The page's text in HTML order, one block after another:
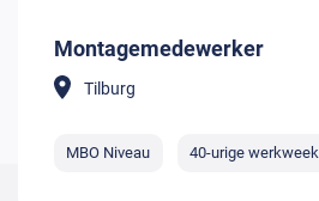
Montagemedewerker
Tilburg
MBO Niveau 40-urige werkweek